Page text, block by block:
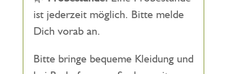
ist jederzeit möglich. Bitte melde
Dich vorab an.
Bitte bringe bequeme Kleidung und